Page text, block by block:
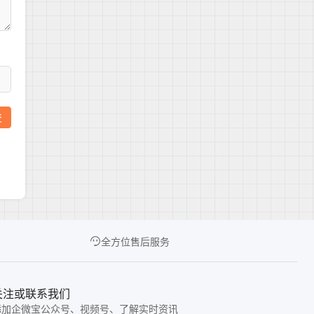
全方位售后服务
注或联系我们
企微宝公众号、视频号、了解实时资讯